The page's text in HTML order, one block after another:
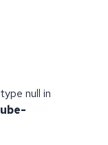
null in